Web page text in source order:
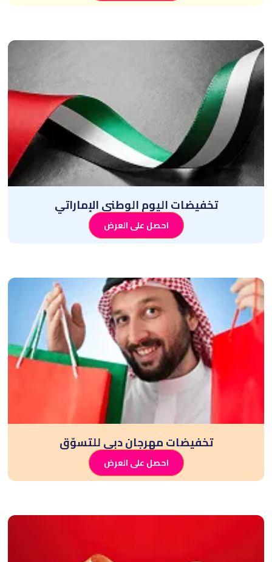
تخفيضات اليوم الوطني الإماراتي
احصل على العرض
تخفيضات مهرجان دبي للتسوّق
احصل على العرض